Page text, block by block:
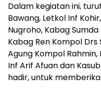
Dalam kegiatan ini,
Bawang, Letkol Inf
Nugroho, Kabag
Kabag Ren Kompol Drs
Agung Kompol
Inf Arif Afuan dan
hadir, untuk